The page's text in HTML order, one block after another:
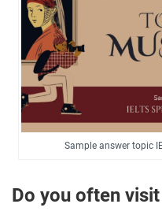
Sample answer topic
Do you often